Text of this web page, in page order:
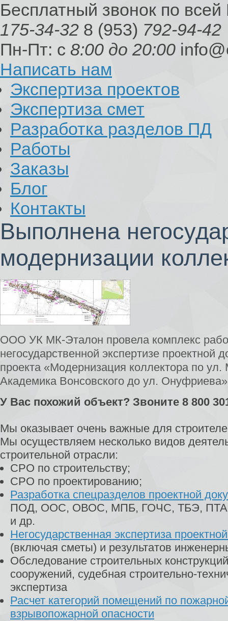
Бесплатный звонок по
175-34-32 8 (953) 792-94-42
Пн-Пт: с 8:00 до 20:00
Написать нам
Экспертиза проектов
Экспертиза смет
Разработка разделов ПД
Работы
Заказы
Блог
Контакты
Выполнена
модернизации
ООО УК МК-Эталон провела комплекс
негосударственной экспертизе проектной
проекта «Модернизация коллектора по ул.
Академика Вонсовского до ул. Онуфриева»
У Вас похожий объект? Звоните 8 800
Мы оказывает очень важные для
Мы осуществляем несколько видов
строительной отрасли:
СРО по строительству;
СРО по проектированию;
Разработка спецразделов проектной
ПОД, ООС, ОВОС, МПБ, ГОЧС, ТБЭ,
и др.
Негосударственная экспертиза
(включая сметы) и результатов
Обследование строительных
сооружений, судебная строительно-
экспертиза
Расчет категорий помещений по
взрывопожарной опасности